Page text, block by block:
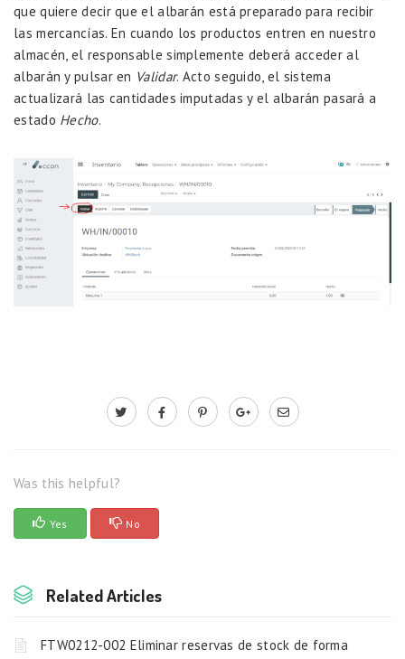
que quiere decir que el albarán está preparado para recibir
las mercancías. En cuando los productos entren en nuestro
almacén, el responsable simplemente deberá acceder al
albarán y pulsar en Validar. Acto seguido, el sistema
actualizará las cantidades imputadas y el albarán pasará a
estado Hecho.
Was this helpful?
Yes No
Related Articles
FTW0212-002 Eliminar reservas de stock de forma